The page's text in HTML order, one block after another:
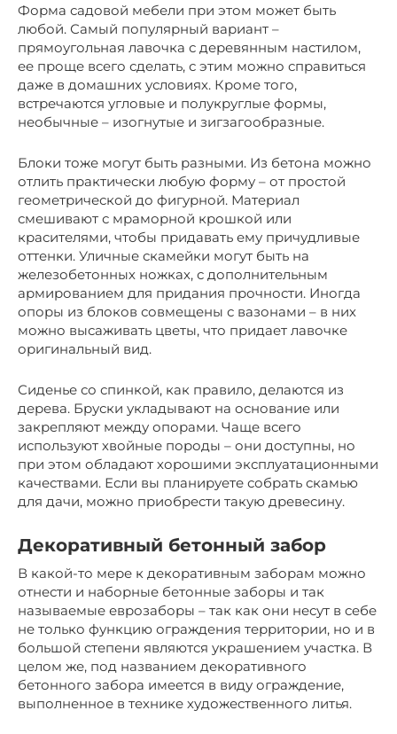
Форма садовой мебели при этом может быть
любой. Самый популярный вариант –
прямоугольная лавочка с деревянным настилом,
ее проще всего сделать, с этим можно справиться
даже в домашних условиях. Кроме того,
встречаются угловые и полукруглые формы,
необычные – изогнутые и зигзагообразные.
Блоки тоже могут быть разными. Из бетона можно
отлить практически любую форму – от простой
геометрической до фигурной. Материал
смешивают с мраморной крошкой или
красителями, чтобы придавать ему причудливые
оттенки. Уличные скамейки могут быть на
железобетонных ножках, с дополнительным
армированием для придания прочности. Иногда
опоры из блоков совмещены с вазонами – в них
можно высаживать цветы, что придает лавочке
оригинальный вид.
Сиденье со спинкой, как правило, делаются из
дерева. Бруски укладывают на основание или
закрепляют между опорами. Чаще всего
используют хвойные породы – они доступны, но
при этом обладают хорошими эксплуатационными
качествами. Если вы планируете собрать скамью
для дачи, можно приобрести такую древесину.
Декоративный бетонный забор
В какой-то мере к декоративным заборам можно
отнести и наборные бетонные заборы и так
называемые еврозаборы – так как они несут в себе
не только функцию ограждения территории, но и в
большой степени являются украшением участка. В
целом же, под названием декоративного
бетонного забора имеется в виду ограждение,
выполненное в технике художественного литья.